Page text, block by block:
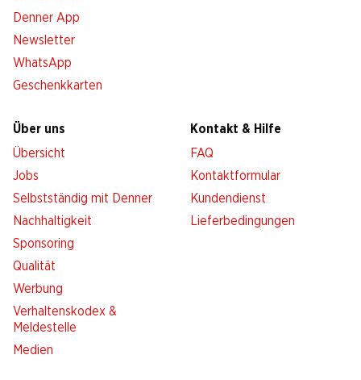
Denner App
Newsletter
WhatsApp
Geschenkkarten
Über uns
Übersicht
Jobs
Selbstständig mit Denner
Nachhaltigkeit
Sponsoring
Qualität
Werbung
Verhaltenskodex &
Meldestelle
Medien
Kontakt & Hilfe
FAQ
Kontaktformular
Kundendienst
Lieferbedingungen